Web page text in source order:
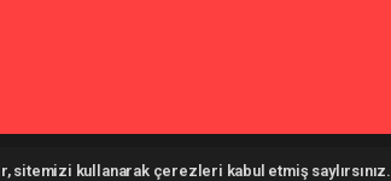
kullanarak çerezleri kabul etmiş saylırsınız.
haber paketi haber scriptihaber yazılımhaber script